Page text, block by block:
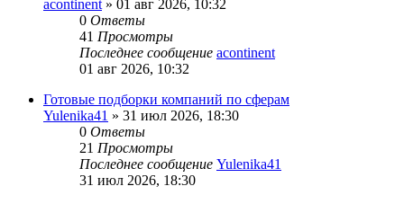
acontinent » 01 авг 2026, 10:32
0 Ответы
41 Просмотры
Последнее сообщение acontinent
01 авг 2026, 10:32
Готовые подборки компаний по сферам
Yulenika41 » 31 июл 2026, 18:30
0 Ответы
21 Просмотры
Последнее сообщение Yulenika41
31 июл 2026, 18:30